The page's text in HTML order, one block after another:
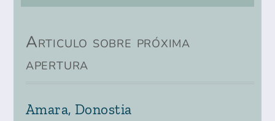
Articulo sobre próxima
apertura
Amara, Donostia